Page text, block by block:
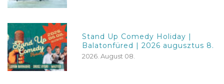
Stand Up Comedy Holiday |
Balatonfüred | 2026 augusztus 8.
2026. August 08.